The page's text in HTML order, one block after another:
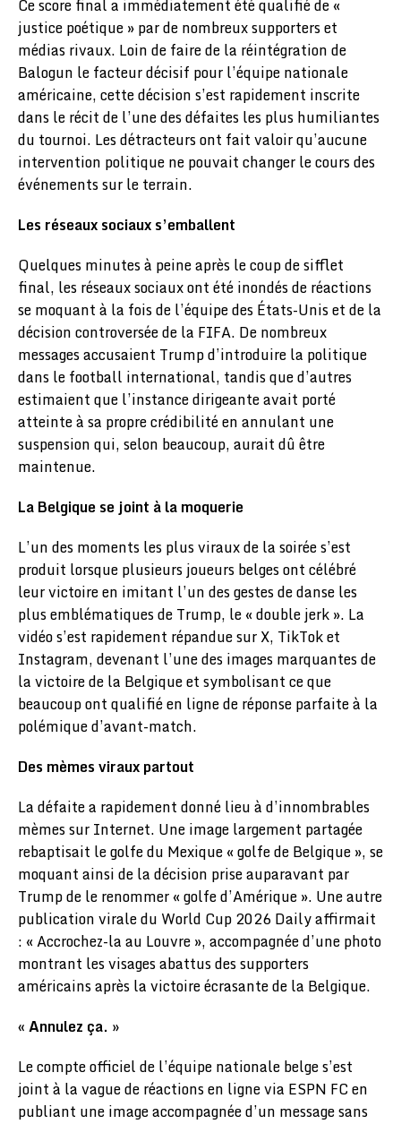
Ce score final a immédiatement été qualifié de «
justice poétique » par de nombreux supporters et
médias rivaux. Loin de faire de la réintégration de
Balogun le facteur décisif pour l’équipe nationale
américaine, cette décision s’est rapidement inscrite
dans le récit de l’une des défaites les plus humiliantes
du tournoi. Les détracteurs ont fait valoir qu’aucune
intervention politique ne pouvait changer le cours des
événements sur le terrain.
Les réseaux sociaux s’emballent
Quelques minutes à peine après le coup de sifflet
final, les réseaux sociaux ont été inondés de réactions
se moquant à la fois de l’équipe des États-Unis et de la
décision controversée de la FIFA. De nombreux
messages accusaient Trump d’introduire la politique
dans le football international, tandis que d’autres
estimaient que l’instance dirigeante avait porté
atteinte à sa propre crédibilité en annulant une
suspension qui, selon beaucoup, aurait dû être
maintenue.
La Belgique se joint à la moquerie
L’un des moments les plus viraux de la soirée s’est
produit lorsque plusieurs joueurs belges ont célébré
leur victoire en imitant l’un des gestes de danse les
plus emblématiques de Trump, le « double jerk ». La
vidéo s’est rapidement répandue sur X, TikTok et
Instagram, devenant l’une des images marquantes de
la victoire de la Belgique et symbolisant ce que
beaucoup ont qualifié en ligne de réponse parfaite à la
polémique d’avant-match.
Des mèmes viraux partout
La défaite a rapidement donné lieu à d’innombrables
mèmes sur Internet. Une image largement partagée
rebaptisait le golfe du Mexique « golfe de Belgique », se
moquant ainsi de la décision prise auparavant par
Trump de le renommer « golfe d’Amérique ». Une autre
publication virale du World Cup 2026 Daily affirmait
: « Accrochez-la au Louvre », accompagnée d’une photo
montrant les visages abattus des supporters
américains après la victoire écrasante de la Belgique.
« Annulez ça. »
Le compte officiel de l’équipe nationale belge s’est
joint à la vague de réactions en ligne via ESPN FC en
publiant une image accompagnée d’un message sans